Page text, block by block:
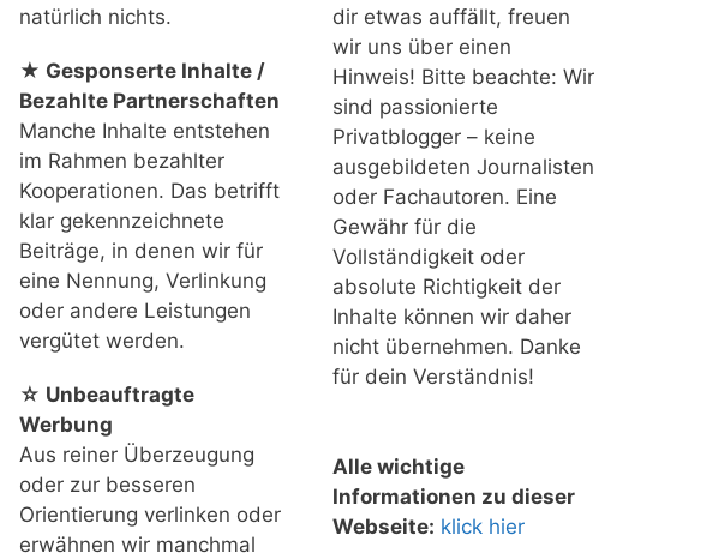
natürlich nichts.
★ Gesponserte Inhalte /
Bezahlte Partnerschaften
Manche Inhalte entstehen
im Rahmen bezahlter
Kooperationen. Das betrifft
klar gekennzeichnete
Beiträge, in denen wir für
eine Nennung, Verlinkung
oder andere Leistungen
vergütet werden.
☆ Unbeauftragte
Werbung
Aus reiner Überzeugung
oder zur besseren
Orientierung verlinken oder
erwähnen wir manchmal
dir etwas auffällt, freuen
wir uns über einen
Hinweis! Bitte beachte: Wir
sind passionierte
Privatblogger – keine
ausgebildeten Journalisten
oder Fachautoren. Eine
Gewähr für die
Vollständigkeit oder
absolute Richtigkeit der
Inhalte können wir daher
nicht übernehmen. Danke
für dein Verständnis!
Alle wichtige
Informationen zu dieser
Webseite: klick hier